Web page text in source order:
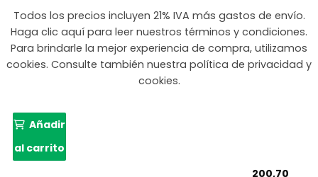
Todos los precios incluyen 21% IVA más gastos de envío.
Haga clic aquí para leer nuestros términos y condiciones.
Para brindarle la mejor experiencia de compra, utilizamos
cookies. Consulte también nuestra política de privacidad y
cookies.
200,70
Añadir
al carrito